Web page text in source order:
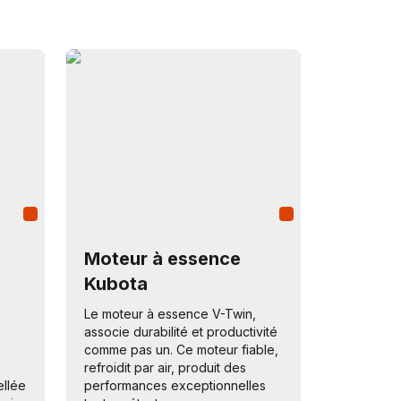
Moteur à essence
Kubota
Le moteur à essence V-Twin,
associe durabilité et productivité
comme pas un. Ce moteur fiable,
refroidit par air, produit des
performances exceptionnelles